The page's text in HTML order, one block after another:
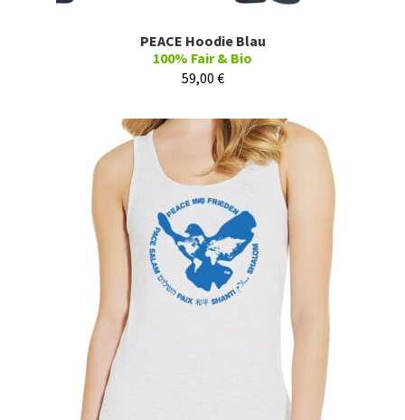
PEACE Hoodie Blau
100% Fair & Bio
59,00 €